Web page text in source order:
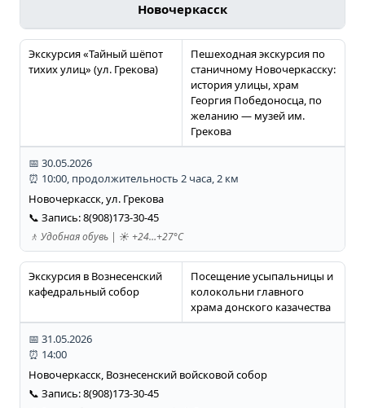
Новочеркасск
Экскурсия «Тайный шёпот
тихих улиц» (ул. Грекова)
Пешеходная экскурсия по
станичному Новочеркасску:
история улицы, храм
Георгия Победоносца, по
желанию — музей им.
Грекова
📅 30.05.2026
⏰ 10:00, продолжительность 2 часа, 2 км
Новочеркасск, ул. Грекова
📞 Запись: 8(908)173-30-45
🚶 Удобная обувь | ☀️ +24…+27°C
Экскурсия в Вознесенский
кафедральный собор
Посещение усыпальницы и
колокольни главного
храма донского казачества
📅 31.05.2026
⏰ 14:00
Новочеркасск, Вознесенский войсковой собор
📞 Запись: 8(908)173-30-45